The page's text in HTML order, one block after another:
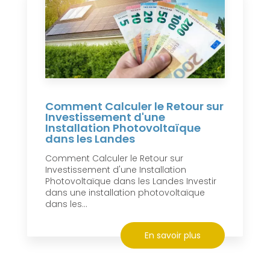
Comment Calculer le Retour sur
Investissement d'une
Installation Photovoltaïque
dans les Landes
Comment Calculer le Retour sur
Investissement d'une Installation
Photovoltaïque dans les Landes Investir
dans une installation photovoltaïque
dans les...
En savoir plus